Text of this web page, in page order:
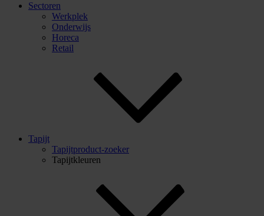
Sectoren
Werkplek
Onderwijs
Horeca
Retail
Tapijt
Tapijtproduct-zoeker
Tapijtkleuren